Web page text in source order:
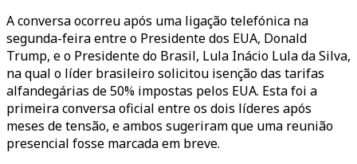
A conversa ocorreu após uma ligação telefónica na
segunda-feira entre o Presidente dos EUA, Donald
Trump, e o Presidente do Brasil, Lula Inácio Lula da Silva,
na qual o líder brasileiro solicitou isenção das tarifas
alfandegárias de 50% impostas pelos EUA. Esta foi a
primeira conversa oficial entre os dois líderes após
meses de tensão, e ambos sugeriram que uma reunião
presencial fosse marcada em breve.